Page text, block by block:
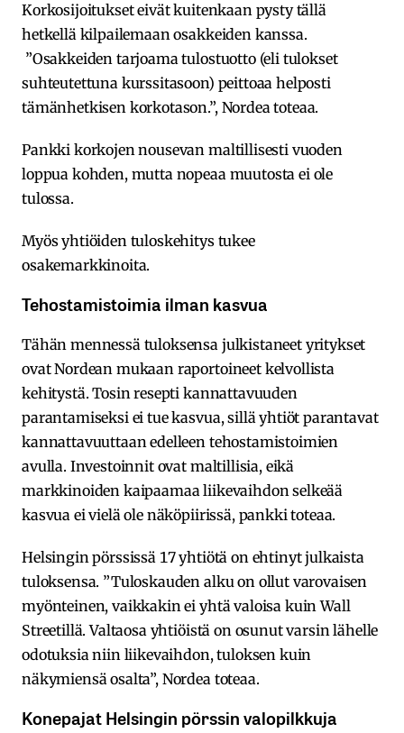
Korkosijoitukset eivät kuitenkaan pysty tällä
hetkellä kilpailemaan osakkeiden kanssa.
”Osakkeiden tarjoama tulostuotto (eli tulokset
suhteutettuna kurssitasoon) peittoaa helposti
tämänhetkisen korkotason.”, Nordea toteaa.
Pankki korkojen nousevan maltillisesti vuoden
loppua kohden, mutta nopeaa muutosta ei ole
tulossa.
Myös yhtiöiden tuloskehitys tukee
osakemarkkinoita.
Tehostamistoimia ilman kasvua
Tähän mennessä tuloksensa julkistaneet yritykset
ovat Nordean mukaan raportoineet kelvollista
kehitystä. Tosin resepti kannattavuuden
parantamiseksi ei tue kasvua, sillä yhtiöt parantavat
kannattavuuttaan edelleen tehostamistoimien
avulla. Investoinnit ovat maltillisia, eikä
markkinoiden kaipaamaa liikevaihdon selkeää
kasvua ei vielä ole näköpiirissä, pankki toteaa.
Helsingin pörssissä 17 yhtiötä on ehtinyt julkaista
tuloksensa. ”Tuloskauden alku on ollut varovaisen
myönteinen, vaikkakin ei yhtä valoisa kuin Wall
Streetillä. Valtaosa yhtiöistä on osunut varsin lähelle
odotuksia niin liikevaihdon, tuloksen kuin
näkymiensä osalta”, Nordea toteaa.
Konepajat Helsingin pörssin valopilkkuja